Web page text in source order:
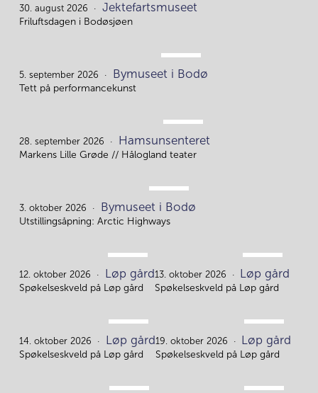
30.
30. august 2026 Jektefartsmuseet
Friluftsdagen i Bodøsjøen
5.
5. september 2026 Bymuseet i Bodø
Tett på performancekunst
28.
28. september 2026 Hamsunsenteret
Markens Lille Grøde // Hålogland teater
3.
3. oktober 2026 Bymuseet i Bodø
Utstillingsåpning: Arctic Highways
12.
12. oktober 2026 Løp gård
Spøkelseskveld på Løp gård
13.
13. oktober 2026 Løp gård
Spøkelseskveld på Løp gård
14.
14. oktober 2026 Løp gård
Spøkelseskveld på Løp gård
19.
19. oktober 2026 Løp gård
Spøkelseskveld på Løp gård